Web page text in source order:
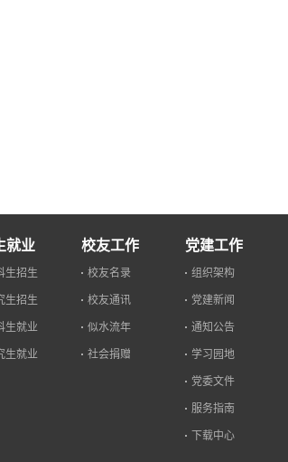
就业
生招生
生招生
生就业
生就业
校友工作
校友名录
校友通讯
似水流年
社会捐赠
党建工作
组织架构
党建新闻
通知公告
学习园地
党委文件
服务指南
下载中心